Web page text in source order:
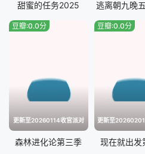
甜蜜的任务2025 逃离朝九晚
更新至20260114收官派对
豆瓣:0.0分
森林进化论第三季
豆瓣:0.0分
现在就出发